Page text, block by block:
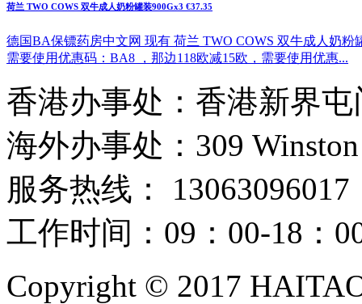
荷兰 TWO COWS 双牛成人奶粉罐装900Gx3 €37.35
德国BA保镖药房中文网 现有 荷兰 TWO COWS 双牛成人奶
需要使用优惠码：BA8 ，那边118欧减15欧，需要使用优惠...
香港办事处：香港新界
海外办事处：309
服务热线： 13063096017
工作时间：09：00-18：
Copyright © 2017